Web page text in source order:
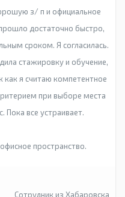
з/ п и официальное
достаточно быстро,
сроком. Я согласилась.
стажировку и обучение,
как я считаю компетентное
при выборе места
все устраивает.
пространство.
Сотрудник из Хабаровска